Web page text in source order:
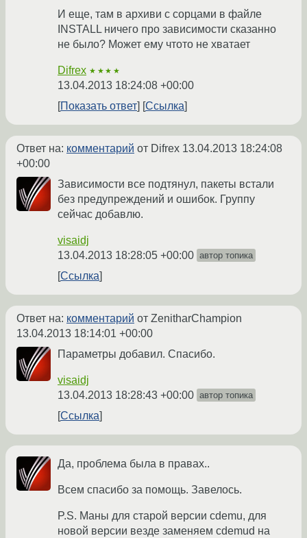
И еще, там в архиви с сорцами в файле
INSTALL ничего про зависимости сказанно
не было? Может ему чтото не хватает
Difrex ★★★★
13.04.2013 18:24:08 +00:00
Показать ответ
Ссылка
Ответ на: комментарий от Difrex 13.04.2013 18:24:08
+00:00
Зависимости все подтянул, пакеты встали
без предупреждений и ошибок. Группу
сейчас добавлю.
visaidj
13.04.2013 18:28:05 +00:00 автор топика
Ссылка
Ответ на: комментарий от ZenitharChampion
13.04.2013 18:14:01 +00:00
Параметры добавил. Спасибо.
visaidj
13.04.2013 18:28:43 +00:00 автор топика
Ссылка
Да, проблема была в правах..
Всем спасибо за помощь. Завелось.
P.S. Маны для старой версии cdemu, для
новой версии везде заменяем cdemud на